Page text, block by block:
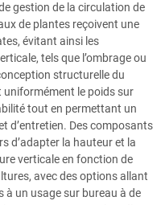
gestion de la circulation de
de plantes reçoivent une
évitant ainsi les
tels que l’ombrage ou
structurelle du
le poids sur
tout en permettant un
d’entretien. Des composants
d’adapter la hauteur et la
verticale en fonction de
avec des options allant
un usage sur bureau à de